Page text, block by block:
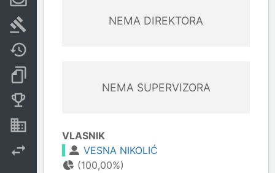
NEMA DIREKTORA
NEMA SUPERVIZORA
VLASNIK
VESNA NIKOLIĆ
(100,00%)